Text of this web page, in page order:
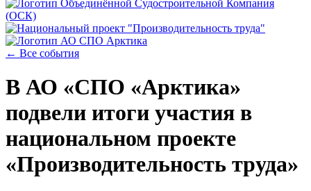
← Все события
В АО «СПО «Арктика»
подвели итоги участия в
национальном проекте
«Производительность труда»